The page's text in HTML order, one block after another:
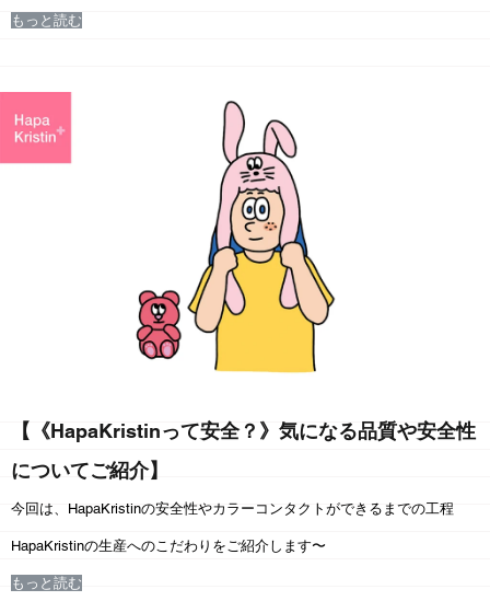
もっと読む
【《HapaKristinって安全？》気になる品質や安全性
についてご紹介】
今回は、 HapaKristinの安全性やカラーコンタクトができるまでの工程
HapaKristinの生産へのこだわり をご紹介します〜
もっと読む